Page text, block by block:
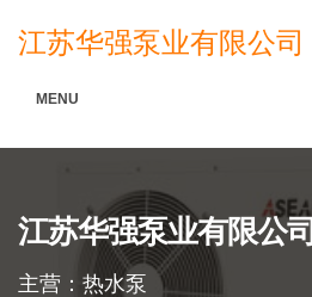
江苏华强泵业有限公司
MENU
江苏华强泵业有限公司
主营：热水泵